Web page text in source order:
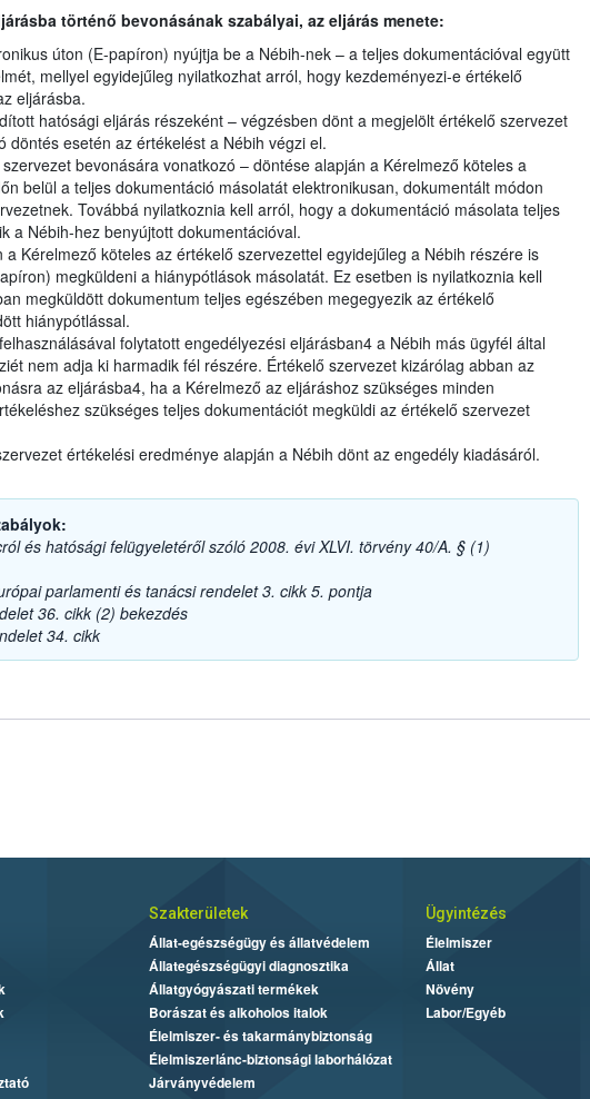
történő bevonásának szabályai, az eljárás menete:
úton (E-papíron) nyújtja be a Nébih-nek – a teljes dokumentációval együtt
mellyel egyidejűleg nyilatkozhat arról, hogy kezdeményezi-e értékelő
eljárásba.
hatósági eljárás részeként – végzésben dönt a megjelölt értékelő szervezet
esetén az értékelést a Nébih végzi el.
bevonására vonatkozó – döntése alapján a Kérelmező köteles a
belül a teljes dokumentáció másolatát elektronikusan, dokumentált módon
Továbbá nyilatkoznia kell arról, hogy a dokumentáció másolata teljes
a Nébih-hez benyújtott dokumentációval.
Kérelmező köteles az értékelő szervezettel egyidejűleg a Nébih részére is
megküldeni a hiánypótlások másolatát. Ez esetben is nyilatkoznia kell
megküldött dokumentum teljes egészében megegyezik az értékelő
hiánypótlással.
folytatott engedélyezési eljárásban4 a Nébih más ügyfél által
nem adja ki harmadik fél részére. Értékelő szervezet kizárólag abban az
az eljárásba4, ha a Kérelmező az eljáráshoz szükséges minden
szükséges teljes dokumentációt megküldi az értékelő szervezet
értékelési eredménye alapján a Nébih dönt az engedély kiadásáról.
és hatósági felügyeletéről szóló 2008. évi XLVI. törvény 40/A. § (1)
parlamenti és tanácsi rendelet 3. cikk 5. pontja
36. cikk (2) bekezdés
34. cikk
Szakterületek
Állat-egészségügy és állatvédelem
Állategészségügyi diagnosztika
Állatgyógyászati termékek
Borászat és alkoholos italok
Élelmiszer- és takarmánybiztonság
Élelmiszerlánc-biztonsági laborhálózat
Járványvédelem
Ügyintézés
Élelmiszer
Állat
Növény
Labor/Egyéb